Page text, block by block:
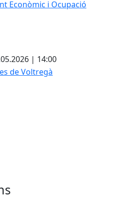
Econòmic i Ocupació
| 14:00
de Voltregà